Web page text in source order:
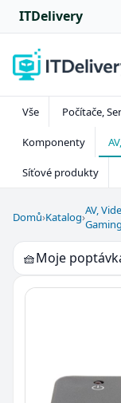
ITDelivery
Vše Počítače,
Komponenty
Síťové produkty
Domů›Katalog›AV,
Gaming
🧺Moje